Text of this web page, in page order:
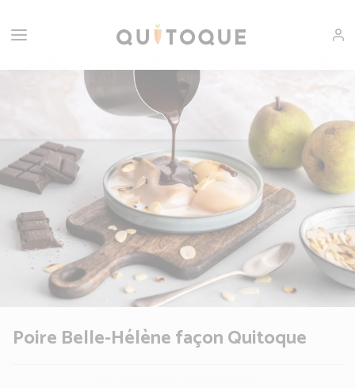
Poire Belle-Hélène façon Quitoque